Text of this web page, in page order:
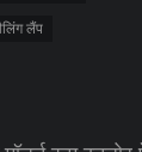
लैंप